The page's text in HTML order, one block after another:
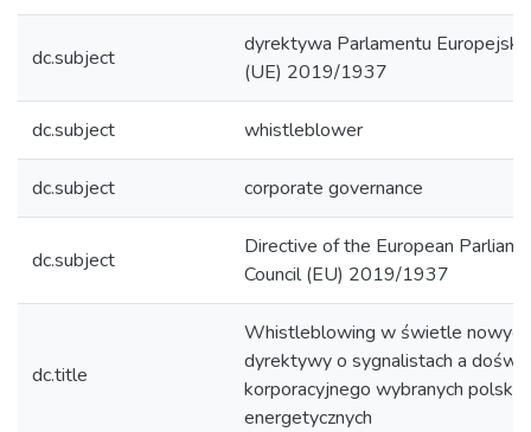
dc.subject
dyrektywa Parlamentu
(UE) 2019/1937
dc.subject whistleblower
dc.subject corporate governance
dc.subject
Directive of the European
Council (EU) 2019/1937
dc.title
Whistleblowing w świetle nowych
dyrektywy o sygnalistach a
korporacyjnego wybranych
energetycznych